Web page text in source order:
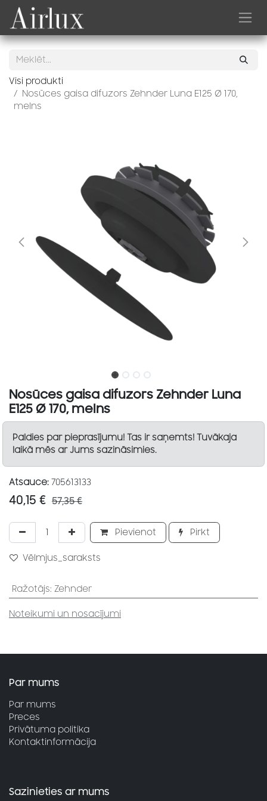
Skip to Content
Visi produkti
Nosūces gaisa difuzors Zehnder Luna E125 Ø 170,
melns
Nosūces gaisa difuzors Zehnder Luna
E125 Ø 170, melns
Paldies par pieprasījumu! Tas ir saņemts! Tuvākaja
laikā mēs ar Jums sazināsimies.
Atsauce: 705613133
40,15 € 57,35€
Pievienot Pirkt
Vēlmjus_saraksts
Ražotājs: Zehnder
Noteikumi un nosacījumi
Par mums
Par mums
Preces
Privātuma politika
Kontaktinformācija
Sazinieties ar mums